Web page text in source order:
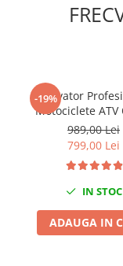
Universale
Volkswagen
Scule pentru
Scule Pneumatice
Accesorii Pneumatice
Alte scule
Chei cu clichet
-19%
Elevator
Motociclete ATV
680kg
989,00 Lei
799,00 Lei
IN STOC
ADAUGA IN